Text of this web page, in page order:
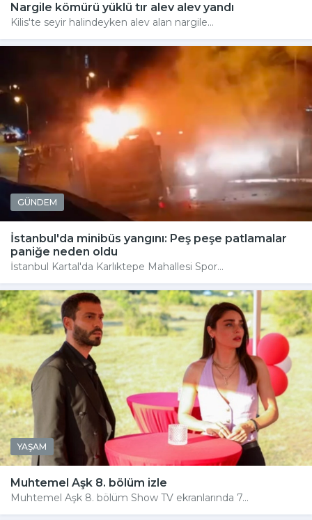
Nargile kömürü yüklü tır alev alev yandı
Kilis'te seyir halindeyken alev alan nargile...
GÜNDEM
İstanbul'da minibüs yangını: Peş peşe patlamalar
paniğe neden oldu
İstanbul Kartal'da Karlıktepe Mahallesi Spor...
YAŞAM
Muhtemel Aşk 8. bölüm izle
Muhtemel Aşk 8. bölüm Show TV ekranlarında 7...